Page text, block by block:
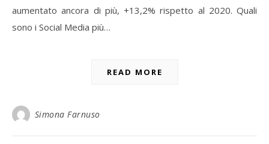
aumentato ancora di più, +13,2% rispetto al 2020. Quali
sono i Social Media più…
READ MORE
Simona Farnuso